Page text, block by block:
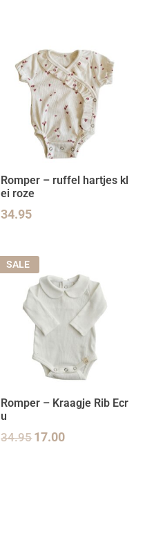
Romper – ruffel hartjes kl
ei roze
34.95
SALE
Romper – Kraagje Rib Ecr
u
34.9517.00